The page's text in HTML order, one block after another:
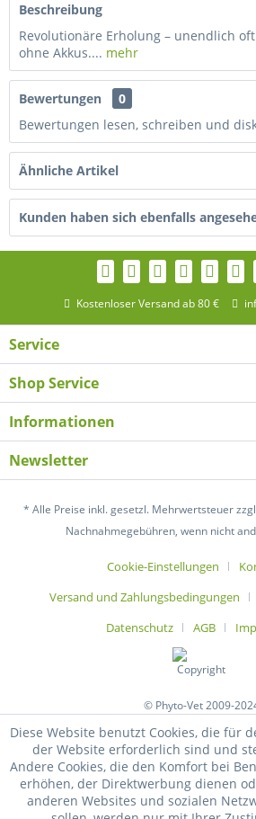
Beschreibung
Revolutionäre Erholung – unendlich
ohne Akkus.... mehr
Bewertungen
0
Bewertungen lesen, schreiben und
Ähnliche Artikel
Kunden haben sich ebenfalls
Kostenloser Versand ab 80 €
Service
Shop Service
Informationen
Newsletter
* Alle Preise inkl. gesetzl. Mehrwertsteuer
Nachnahmegebühren, wenn nicht
Cookie-Einstellungen
Versand und Zahlungsbedingungen
Datenschutz
AGB
© Phyto-Vet 2009-
Diese Website benutzt Cookies, die für
der Website erforderlich sind und
Andere Cookies, die den Komfort bei
erhöhen, der Direktwerbung dienen
anderen Websites und sozialen